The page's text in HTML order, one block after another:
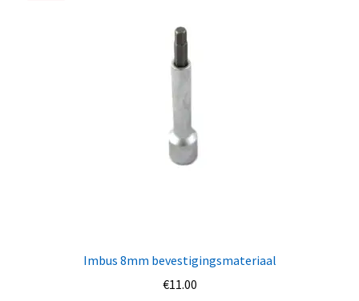
Imbus 8mm bevestigingsmateriaal
€11.00